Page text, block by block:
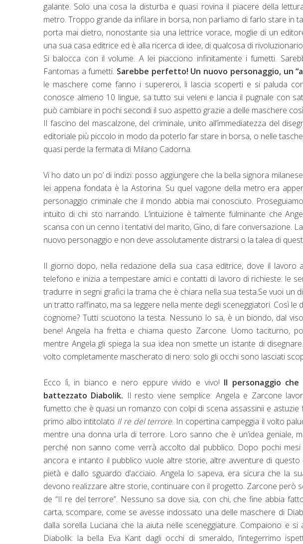
galante. Solo una cosa la disturba e quasi rovina il piacere della
metro. Troppo grande da infilare in borsa, non parliamo di farlo stare in
porta mai dietro, nonostante sia una lettrice vorace, moglie di un
una sua casa editrice ed è alla ricerca di idee, di qualcosa di
Si balocca con il volume. A lei piacciono infinitamente i fumetti.
Fantomas a fumetti. Sarebbe perfetto! Un nuovo personaggio, un
le maschere come fanno i supereroi, li lascia scoperti e si paluda
conosce almeno 10 lingue, sa tutto sui veleni e lancia il pugnale con
può cambiare in pochi secondi il suo aspetto grazie a delle maschere
Il fascino del mascalzone, del criminale, unito all’immediatezza del
editoriale più piccolo in modo da poterlo far stare in borsa, o nelle
quasi perde la fermata di Milano Cadorna.
Vi ho dato un po’ di indizi: posso aggiungere che la bella signora
lei appena fondata è la Astorina. Su quel vagone della metro era
personaggio criminale che il mondo abbia mai conosciuto.
intuito di chi sto narrando. L’intuizione è talmente fulminante che
scansa con un cenno i tentativi del marito, Gino, di fare conversazione.
nuovo personaggio e non deve assolutamente distrarsi o la talea di
Il giorno dopo, nella redazione della sua casa editrice, dove il lavoro
telefono e inizia a tempestare amici e contatti di lavoro di richieste: le
tradurre in segni grafici la trama che è chiara nella sua testa.Se vuoi un
un tratto raffinato, ma sa leggere nella mente degli sceneggiatori. Così le
cognome? Tutti scuotono la testa. Nessuno lo sa, è un biondo, dal
bene! Angela ha fretta e chiama questo Zarcone. Uomo taciturno,
mentre Angela gli spiega la sua idea non smette un istante di
volto completamente mascherato di nero: solo gli occhi sono lasciati
Ecco lì, in bianco e nero eppure vivido e vivo! Il personaggio
battezzato Diabolik. Il resto viene semplice: Angela e Zarcone
fumetto che è quasi un romanzo con colpi di scena assassinii e
primo albo intitolato Il re del terrore. In copertina campeggia il volto
mentre una donna urla di terrore. Loro sanno che è un’idea geniale,
perché non sanno come verrà accolto dal pubblico. Dopo pochi
ancora e intanto il pubblico vuole altre storie, altre avventure di
pietà e dallo sguardo d’acciaio. Angela lo sapeva, era sicura che la
devono realizzare altre storie, continuare con il progetto. Zarcone però
de “Il re del terrore”. Nessuno sa dove sia, con chi, che fine abbia
carta, scompare, come se avesse indossato una delle maschere di
dalla sorella Luciana che la aiuta nelle sceneggiature. Compaiono e
Diabolik: la bella Eva Kant dagli occhi di smeraldo, l’integerrimo